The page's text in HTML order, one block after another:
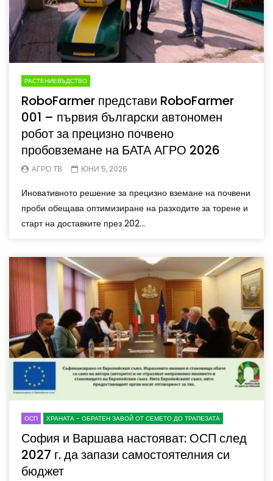
РАСТЕНИЕВЪДСТВО
RoboFarmer представи RoboFarmer
001 – първия български автономен
робот за прецизно почвено
пробовземане на БАТА АГРО 2026
АГРО ТВ ЮНИ 5, 2026
Иновативното решение за прецизно вземане на почвени
проби обещава оптимизиране на разходите за торене и
старт на доставките през 202...
ОСП ХРАНАТА - ОБРАТЕН ЗАВОЙ ОТ СЕМЕТО ДО ТРАПЕЗАТА
София и Варшава настояват: ОСП след
2027 г. да запази самостоятелния си
бюджет